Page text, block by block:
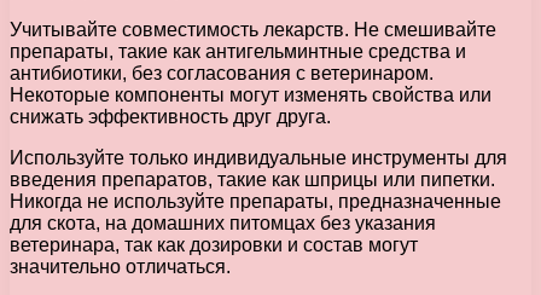
Учитывайте совместимость лекарств. Не смешивайте
препараты, такие как антигельминтные средства и
антибиотики, без согласования с ветеринаром.
Некоторые компоненты могут изменять свойства или
снижать эффективность друг друга.
Используйте только индивидуальные инструменты для
введения препаратов, такие как шприцы или пипетки.
Никогда не используйте препараты, предназначенные
для скота, на домашних питомцах без указания
ветеринара, так как дозировки и состав могут
значительно отличаться.